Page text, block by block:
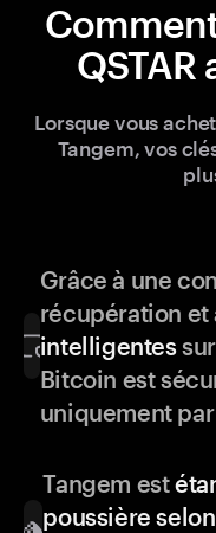
QSTAR
Lorsque vous
Tangem, vos
Grâce à une
récupération et
intelligentes
Bitcoin est
uniquement
Tangem est
poussière